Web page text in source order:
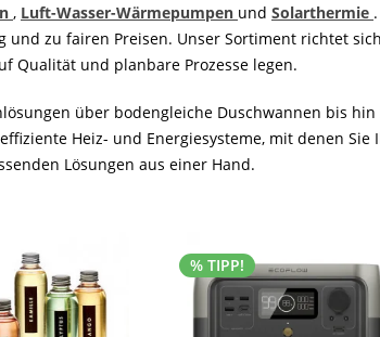
, Luft-Wasser-Wärmepumpen und Solarthermie
zu fairen Preisen. Unser Sortiment richtet
Qualität und planbare Prozesse legen.
über bodengleiche Duschwannen bis
Heiz- und Energiesysteme, mit denen Sie
Lösungen aus einer Hand.
% TIPP!